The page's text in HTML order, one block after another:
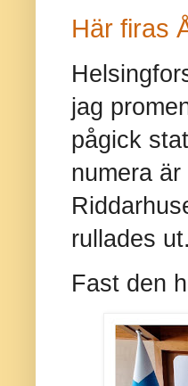
Här firas
jag
pågick
numera
rullades ut.
Fast den